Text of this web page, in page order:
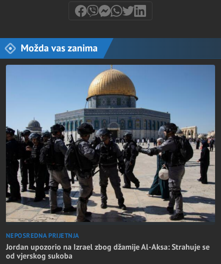
Možda vas zanima
NEPOSREDNA PRIJETNJA
Jordan upozorio na Izrael zbog džamije Al-Aksa: Strahuje se
od vjerskog sukoba